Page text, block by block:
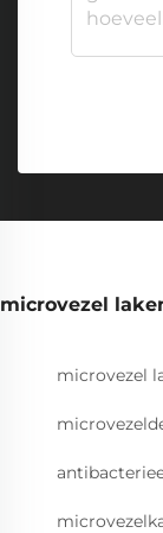
microvezel
microvezel